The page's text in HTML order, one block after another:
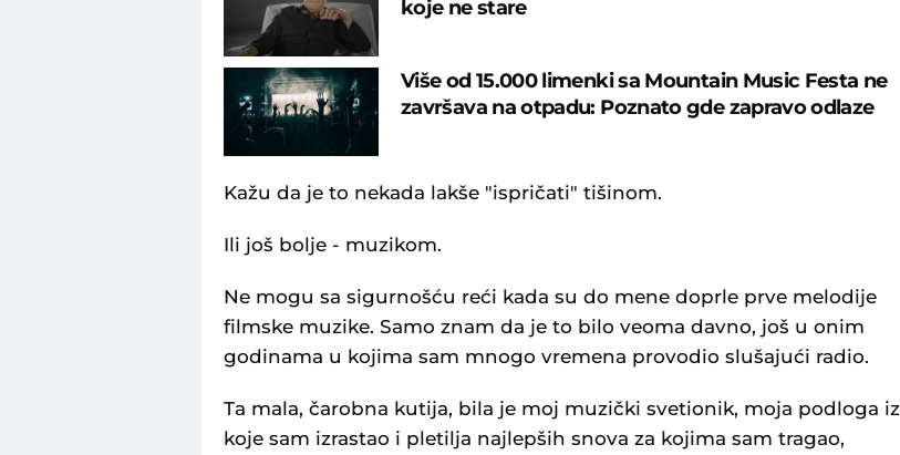
koje ne stare
Više od 15.000 limenki sa Mountain Music Festa ne
završava na otpadu: Poznato gde zapravo odlaze
Kažu da je to nekada lakše "ispričati" tišinom.
Ili još bolje - muzikom.
Ne mogu sa sigurnošću reći kada su do mene doprle prve melodije
filmske muzike. Samo znam da je to bilo veoma davno, još u onim
godinama u kojima sam mnogo vremena provodio slušajući radio.
Ta mala, čarobna kutija, bila je moj muzički svetionik, moja podloga iz
koje sam izrastao i pletilja najlepših snova za kojima sam tragao,